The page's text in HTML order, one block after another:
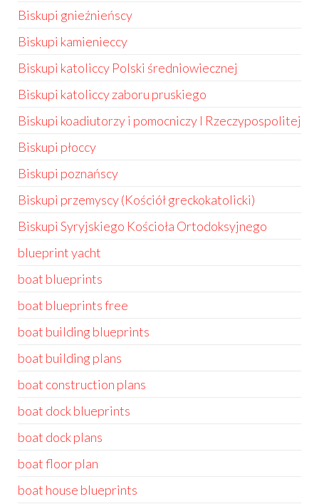
Biskupi gnieźnieńscy
Biskupi kamienieccy
Biskupi katoliccy Polski średniowiecznej
Biskupi katoliccy zaboru pruskiego
Biskupi koadiutorzy i pomocniczy I Rzeczypospolitej
Biskupi płoccy
Biskupi poznańscy
Biskupi przemyscy (Kościół greckokatolicki)
Biskupi Syryjskiego Kościoła Ortodoksyjnego
blueprint yacht
boat blueprints
boat blueprints free
boat building blueprints
boat building plans
boat construction plans
boat dock blueprints
boat dock plans
boat floor plan
boat house blueprints